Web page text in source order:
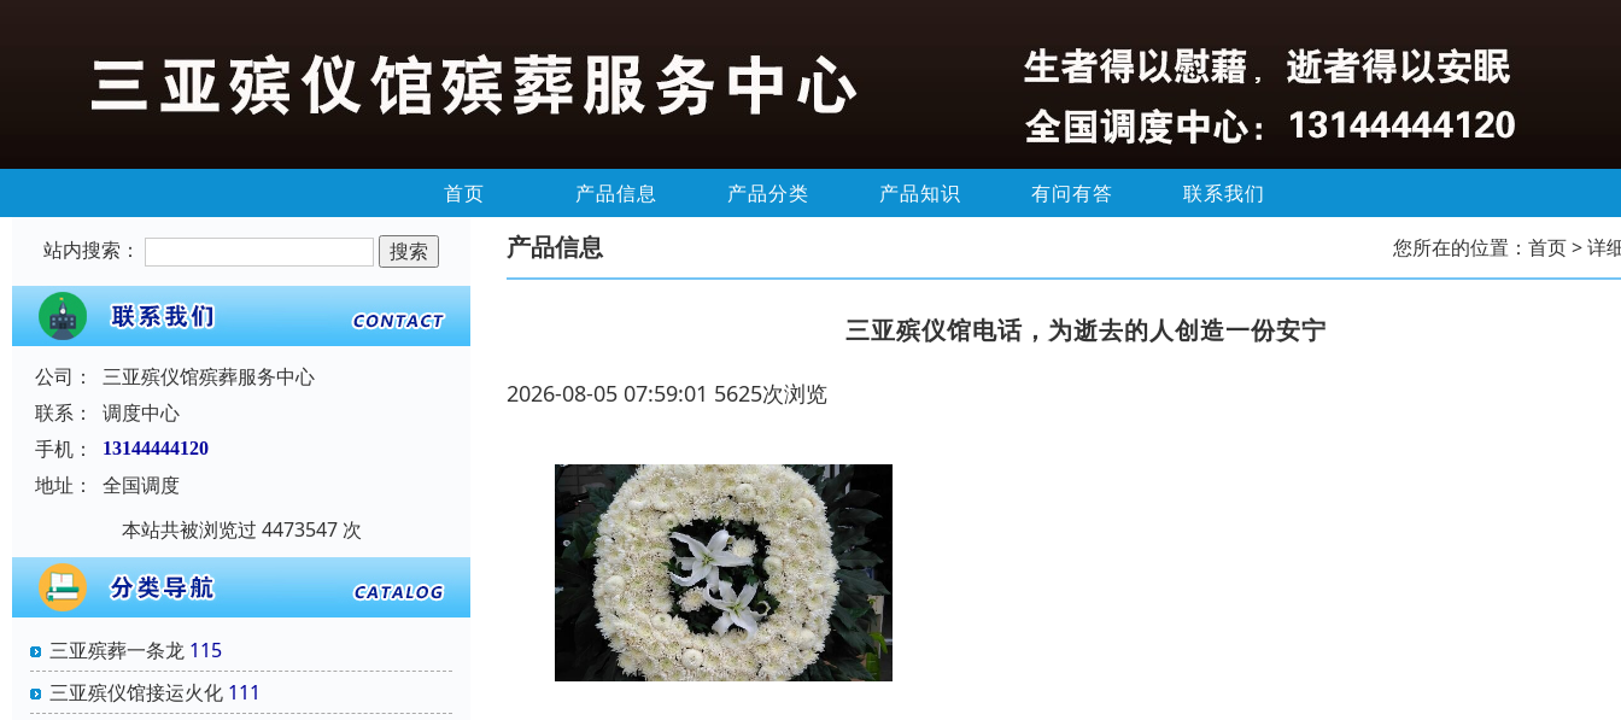
首页 产品信息 产品分类 产品知识 有问有答 联系我们
站内搜索：
公司：
三亚殡仪馆殡葬服务中心
联系：
调度中心
手机：
13144444120
地址：
全国调度
本站共被浏览过 4473547 次
三亚殡葬一条龙 115
三亚殡仪馆接运火化 111
产品信息 您所在的位置： 首页> 详
三亚殡仪馆电话，为逝去的人创造一份安宁
2026-08-05 07:59:01 5625次浏览